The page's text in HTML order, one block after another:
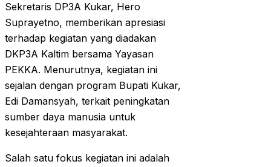
Sekretaris DP3A Kukar, Hero
Suprayetno, memberikan apresiasi
terhadap kegiatan yang diadakan
DKP3A Kaltim bersama Yayasan
PEKKA. Menurutnya, kegiatan ini
sejalan dengan program Bupati Kukar,
Edi Damansyah, terkait peningkatan
sumber daya manusia untuk
kesejahteraan masyarakat.
Salah satu fokus kegiatan ini adalah